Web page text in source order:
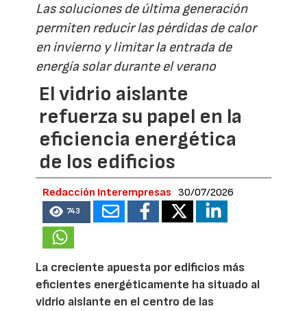
Las soluciones de última generación
permiten reducir las pérdidas de calor
en invierno y limitar la entrada de
energía solar durante el verano
El vidrio aislante
refuerza su papel en la
eficiencia energética
de los edificios
Redacción Interempresas 30/07/2026
743
La creciente apuesta por edificios más
eficientes energéticamente ha situado al
vidrio aislante en el centro de las